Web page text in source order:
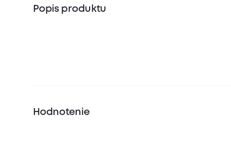
Popis produktu
Hodnotenie